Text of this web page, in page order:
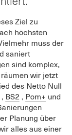
Ziel zu
höchsten
muss der
saniert
sind komplex,
wir jetzt
des Netto Null
, BS2 , Pom+ und
Planung über
alles aus einer